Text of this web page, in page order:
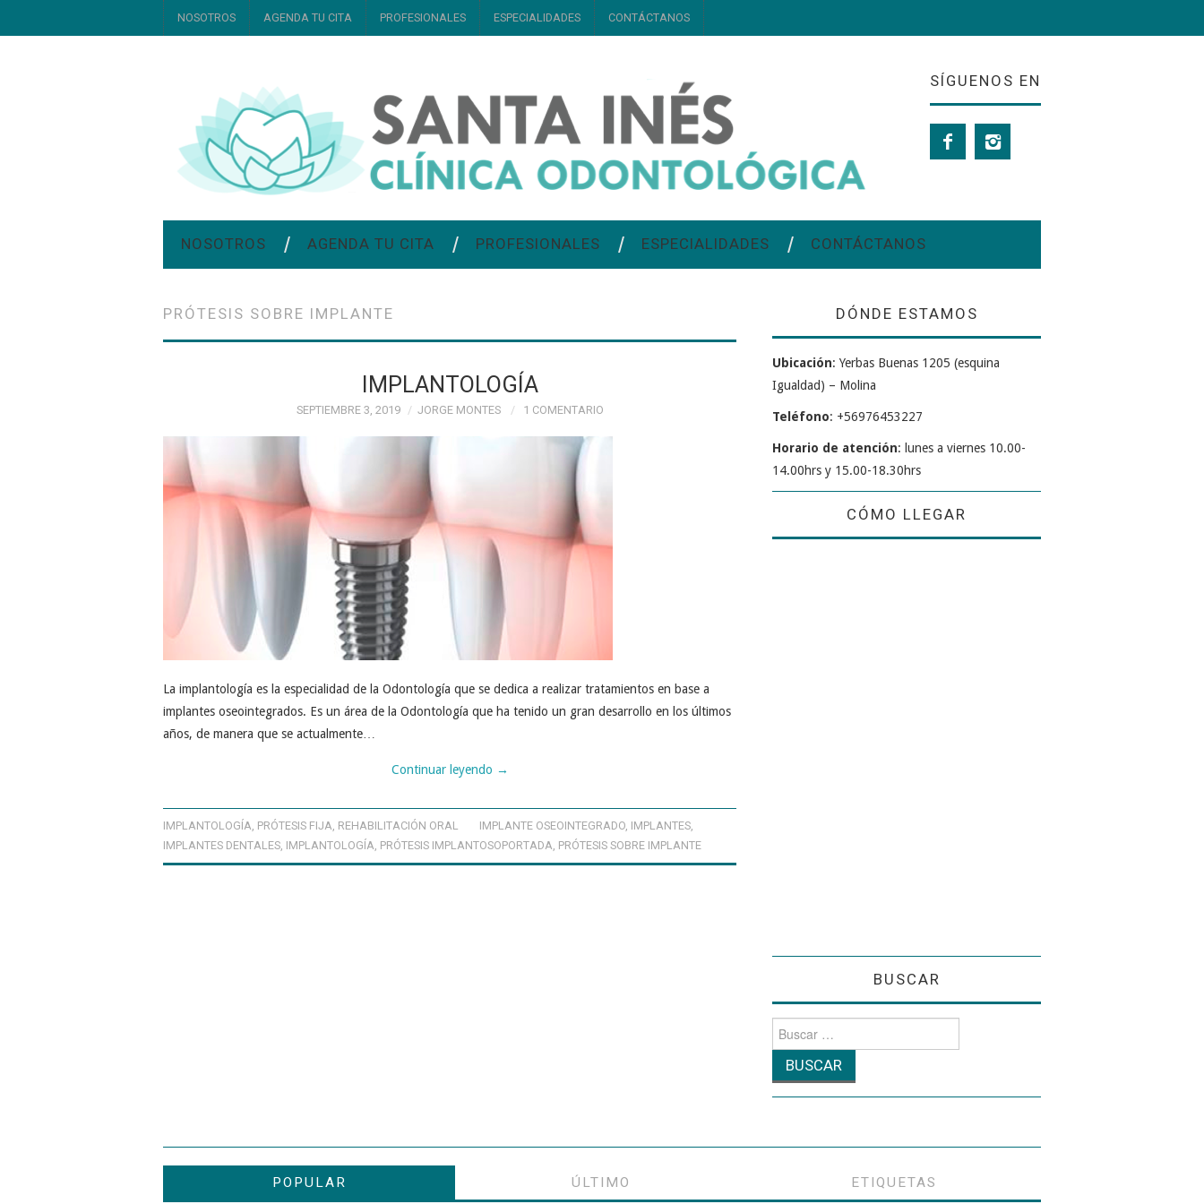
NOSOTROS AGENDA TU CITA PROFESIONALES ESPECIALIDADES CONTÁCTANOS
SÍGUENOS EN
NOSOTROS AGENDA TU CITA PROFESIONALES ESPECIALIDADES CONTÁCTANOS
PRÓTESIS SOBRE IMPLANTE
IMPLANTOLOGÍA
SEPTIEMBRE 3, 2019 JORGE MONTES 1 COMENTARIO
La implantología es la especialidad de la Odontología que se dedica a realizar tratamientos en base a
implantes oseointegrados. Es un área de la Odontología que ha tenido un gran desarrollo en los últimos
años, de manera que se actualmente…
Continuar leyendo →
IMPLANTOLOGÍA PRÓTESIS FIJA REHABILITACIÓN ORAL IMPLANTE OSEOINTEGRADO IMPLANTES
IMPLANTES DENTALES IMPLANTOLOGÍA PRÓTESIS IMPLANTOSOPORTADA PRÓTESIS SOBRE IMPLANTE
DÓNDE ESTAMOS
Ubicación: Yerbas Buenas 1205 (esquina
Igualdad) – Molina
Teléfono: +56976453227
Horario de atención: lunes a viernes 10.00-
14.00hrs y 15.00-18.30hrs
CÓMO LLEGAR
BUSCAR
por:
POPULAR ÚLTIMO ETIQUETAS